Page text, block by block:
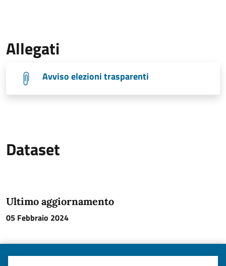
Allegati
Avviso elezioni trasparenti
Dataset
Ultimo aggiornamento
05 Febbraio 2024